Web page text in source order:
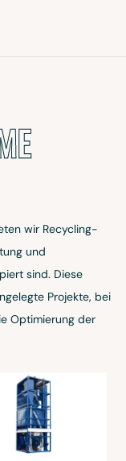
wir Recycling­
und
sind. Diese
Projekte, bei
Optimierung der